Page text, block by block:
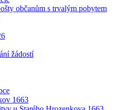
občanům s trvalým pobytem
žádostí
1663